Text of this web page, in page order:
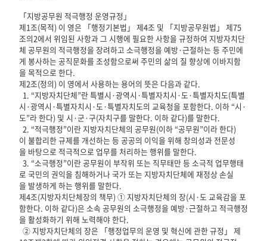
「지방공무원 적극행정 운영규정」
제1조(목적) 이 영은 「행정기본법」 제4조 및 「지방공무원법」 제75
조의2에서 위임된 사항과 그 시행에 필요한 사항을 규정하여 지방자치단
체 공무원의 적극행정을 장려하고 소극행정을 예방·근절하는 등 주민에
게 봉사하는 공직문화를 조성함으로써 주민의 삶의 질 향상에 이바지함
을 목적으로 한다.
제2조(정의) 이 영에서 사용하는 용어의 뜻은 다음과 같다.
1. “지방자치단체”란 특별시·광역시·특별자치시·도·특별자치도(특별
시·광역시·특별자치시·도·특별자치도의 교육청을 포함한다. 이하 “시·
도”라 한다) 및 시·군·구(자치구를 말한다. 이하 같다)를 말한다.
2. “적극행정”이란 지방자치단체의 공무원(이하 “공무원”이라 한다)
이 불합리한 규제를 개선하는 등 공공의 이익을 위해 창의성과 전문성
을 바탕으로 적극적으로 업무를 처리하는 행위를 말한다.
3. “소극행정”이란 공무원이 부작위 또는 직무태만 등 소극적 업무행태
로 국민의 권익을 침해하거나 국가 또는 지방자치단체에 재정상 손실
을 발생하게 하는 행위를 말한다.
제4조(지방자치단체장의 책무) ① 지방자치단체의 장(시·도 교육감을 포
함한다. 이하 같다)은 소속 공무원의 소극행정을 예방·근절하고 적극행정
을 활성화하기 위해 노력해야 한다.
② 지방자치단체의 장은 「행정업무의 운영 및 혁신에 관한 규정」 제